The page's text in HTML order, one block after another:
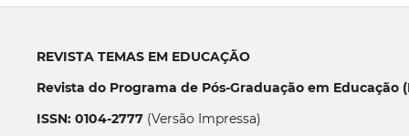
REVISTA TEMAS EM EDUCAÇÃO
Revista do Programa de Pós-Graduação em Educação
ISSN: 0104-2777(Versão Impressa)